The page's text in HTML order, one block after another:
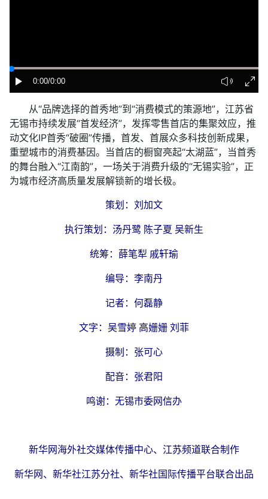
0:00/0:00
从“品牌选择的首秀地”到“消费模式的策源地”，江苏省
无锡市持续发展“首发经济”，发挥零售首店的集聚效应，推
动文化IP首秀“破圈”传播，首发、首展众多科技创新成果，
重塑城市的消费基因。当首店的橱窗亮起“太湖蓝”，当首秀
的舞台融入“江南韵”，一场关于消费升级的“无锡实验”，正
为城市经济高质量发展解锁新的增长极。
策划：刘加文
执行策划：汤丹鹭 陈子夏 吴新生
统筹：薛笔犁 戚轩瑜
编导：李南丹
记者：何磊静
文字：吴雪婷 高姗姗 刘菲
摄制：张可心
配音：张君阳
鸣谢：无锡市委网信办
新华网海外社交媒体传播中心、江苏频道联合制作
新华网、新华社江苏分社、新华社国际传播平台联合出品